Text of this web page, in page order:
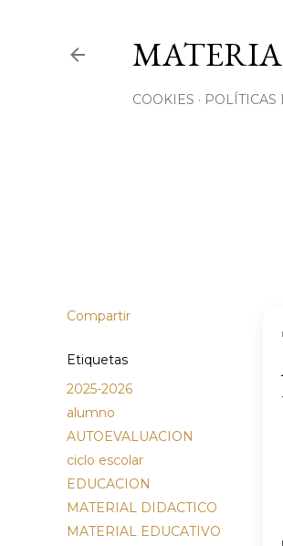
COOKIES
Compartir
Etiquetas
2025-2026
alumno
AUTOEVALUACION
ciclo escolar
EDUCACION
MATERIAL DIDACTICO
MATERIAL EDUCATIVO